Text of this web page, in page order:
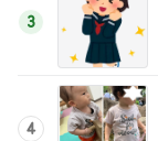
4
5